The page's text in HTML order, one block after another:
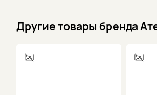
Другие товары бренда